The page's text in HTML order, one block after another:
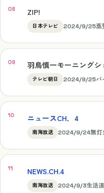
ZIP!
日本テレビ 2024/9/25蒸
羽鳥慎一モーニングシ
テレビ朝日 2024/9/25バ
ニュースCH．4
南海放送 2024/9/24無灯
NEWS.CH.4
南海放送 2024/9/3生活